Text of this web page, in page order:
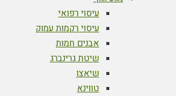
עיסוי רפואי
עיסוי רקמות עמוק
אבנים חמות
שיטת גרינברג
שיאצו
טווינא